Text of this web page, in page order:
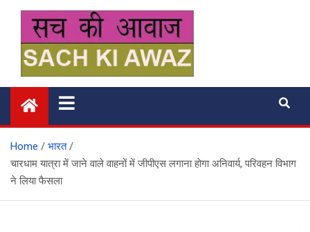
content
सच की आवाज
Home
भारत
चारधाम यात्रा में जाने वाले वाहनों में जीपीएस लगाना होगा अनिवार्य, परिवहन विभाग
ने लिया फैसला